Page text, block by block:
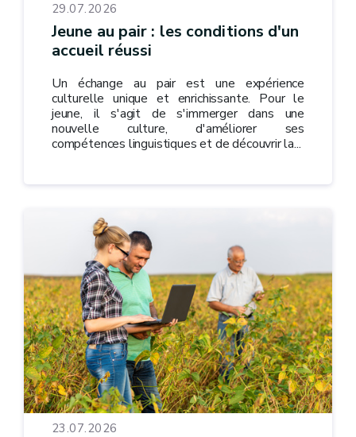
29.07.2026
Jeune au pair : les conditions d'un
accueil réussi
Un échange au pair est une expérience
culturelle unique et enrichissante. Pour le
jeune, il s'agit de s'immerger dans une
nouvelle culture, d'améliorer ses
compétences linguistiques et de découvrir la...
23.07.2026